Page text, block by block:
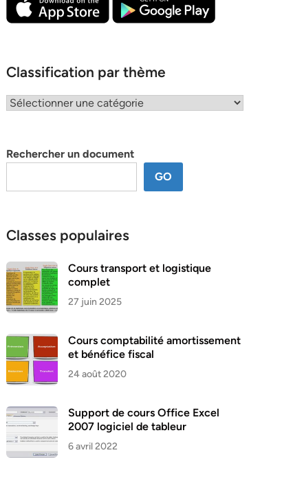
Classification par thème
Classification
Rechercher un document
GO
Classes populaires
Cours transport et logistique
complet
27 juin 2025
Cours comptabilité amortissement
et bénéfice fiscal
24 août 2020
Support de cours Office Excel
2007 logiciel de tableur
6 avril 2022